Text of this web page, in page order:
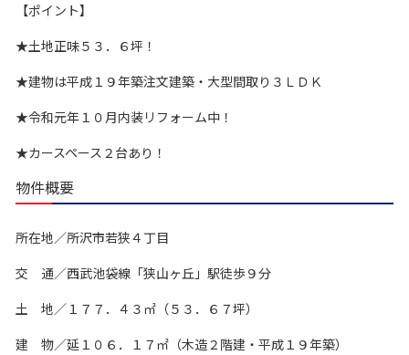
【ポイント】
★土地正味５３．６坪！
★建物は平成１９年築注文建築・大型間取り３ＬＤＫ
★令和元年１０月内装リフォーム中！
★カースペース２台あり！
物件概要
所在地／所沢市若狭４丁目
交 通／西武池袋線「狭山ヶ丘」駅徒歩９分
土 地／１７７．４３㎡（５３．６７坪）
建 物／延１０６．１７㎡（木造２階建・平成１９年築）